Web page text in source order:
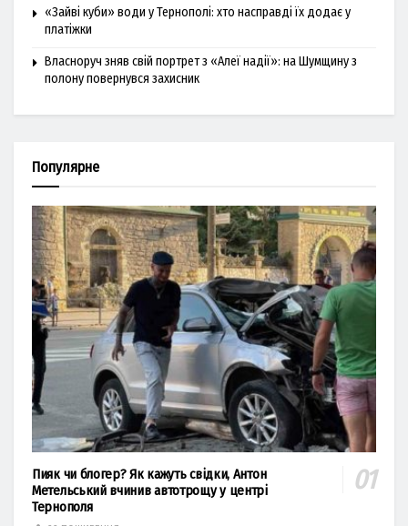
«Зайві куби» води у Тернополі: хто насправді їх додає у
платіжки
Власноруч зняв свій портрет з «Алеї надії»: на Шумщину з
полону повернувся захисник
Популярне
Пияк чи блогер? Як кажуть свідки, Антон
Метельський вчинив автотрощу у центрі
Тернополя